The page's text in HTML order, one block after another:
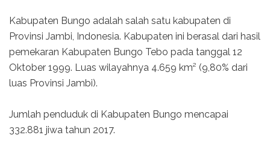
Kabupaten Bungo adalah salah satu kabupaten di
Provinsi Jambi, Indonesia. Kabupaten ini berasal dari hasil
pemekaran Kabupaten Bungo Tebo pada tanggal 12
Oktober 1999. Luas wilayahnya 4.659 km² (9,80% dari
luas Provinsi Jambi).
Jumlah penduduk di Kabupaten Bungo mencapai
332.881 jiwa tahun 2017.